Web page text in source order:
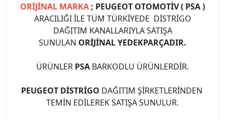
ORİJİNAL MARKA ; PEUGEOT OTOMOTİV ( PSA )
ARACILIĞI İLE TÜM TÜRKİYEDE DİSTRİGO
DAĞITIM KANALLARIYLA SATIŞA
SUNULAN ORİJİNAL YEDEKPARÇADIR.
ÜRÜNLER PSA BARKODLU ÜRÜNLERDİR.
PEUGEOT DİSTRİGO DAĞITIM ŞİRKETLERİNDEN
TEMİN EDİLEREK SATIŞA SUNULUR.